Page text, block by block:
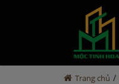
Trang chủ /